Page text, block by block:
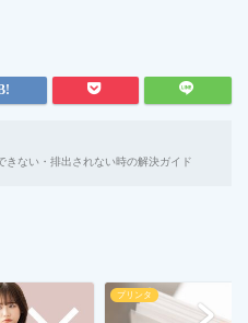
きない・排出されない時の解決ガイド
プリンタ